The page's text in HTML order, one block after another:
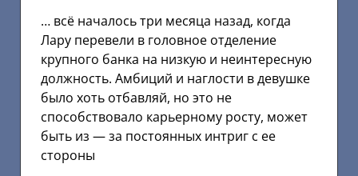
… всё началось три месяца назад, когда
Лару перевели в головное отделение
крупного банка на низкую и неинтересную
должность. Амбиций и наглости в девушке
было хоть отбавляй, но это не
способствовало карьерному росту, может
быть из — за постоянных интриг с ее
стороны